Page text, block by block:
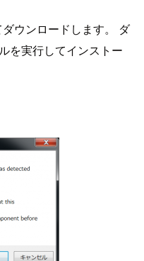
ウンロードします。 ダ
を実行してインストー